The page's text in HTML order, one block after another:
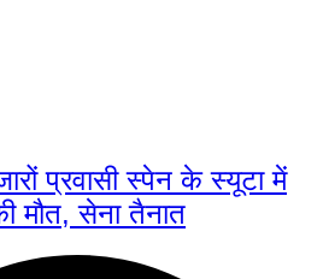
प्रवासी स्पेन के स्यूटा में
मौत, सेना तैनात